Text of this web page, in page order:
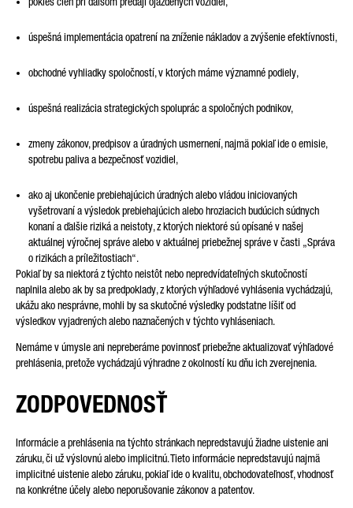
úspešná implementácia opatrení na zníženie nákladov a zvýšenie efektívnosti,
obchodné vyhliadky spoločností, v ktorých máme významné podiely,
úspešná realizácia strategických spoluprác a spoločných podnikov,
zmeny zákonov, predpisov a úradných usmernení, najmä pokiaľ ide o emisie,
spotrebu paliva a bezpečnosť vozidiel,
ako aj ukončenie prebiehajúcich úradných alebo vládou iniciovaných
vyšetrovaní a výsledok prebiehajúcich alebo hroziacich budúcich súdnych
konaní a ďalšie riziká a neistoty, z ktorých niektoré sú opísané v našej
aktuálnej výročnej správe alebo v aktuálnej priebežnej správe v časti „Správa
o rizikách a príležitostiach“.
Pokiaľ by sa niektorá z týchto neistôt nebo nepredvídateľných skutočností
naplnila alebo ak by sa predpoklady, z ktorých výhľadové vyhlásenia vychádzajú,
ukážu ako nesprávne, mohli by sa skutočné výsledky podstatne líšiť od
výsledkov vyjadrených alebo naznačených v týchto vyhláseniach.
Nemáme v úmysle ani nepreberáme povinnosť priebežne aktualizovať výhľadové
prehlásenia, pretože vychádzajú výhradne z okolností ku dňu ich zverejnenia.
ZODPOVEDNOSŤ
Informácie a prehlásenia na týchto stránkach nepredstavujú žiadne uistenie ani
záruku, či už výslovnú alebo implicitnú. Tieto informácie nepredstavujú najmä
implicitné uistenie alebo záruku, pokiaľ ide o kvalitu, obchodovateľnosť, vhodnosť
na konkrétne účely alebo neporušovanie zákonov a patentov.